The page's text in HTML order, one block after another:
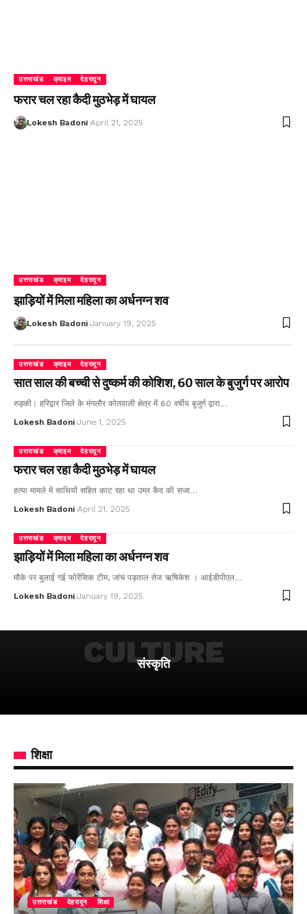
उत्तराखंड क्राइम देहरादून
फरार चल रहा कैदी मुठभेड़ में घायल
Lokesh Badoni April 21, 2025
उत्तराखंड क्राइम देहरादून
झाड़ियों में मिला महिला का अर्धनग्न शव
Lokesh Badoni January 19, 2025
उत्तराखंड क्राइम देहरादून
सात साल की बच्ची से दुष्कर्म की कोशिश, 60 साल के बुजुर्ग पर आरोप
रुड़की। हरिद्वार जिले के मंगलौर कोतवाली क्षेत्र में 60 वर्षीय बुजुर्ग द्वारा…
Lokesh Badoni June 1, 2025
उत्तराखंड क्राइम देहरादून
फरार चल रहा कैदी मुठभेड़ में घायल
हत्या मामले में साथियों सहित काट रहा था उम्र कैद की सजा…
Lokesh Badoni April 21, 2025
उत्तराखंड क्राइम देहरादून
झाड़ियों में मिला महिला का अर्धनग्न शव
मौके पर बुलाई गई फोरेंसिक टीम, जांच पड़ताल तेज ऋषिकेश । आईडीपीएल…
Lokesh Badoni January 19, 2025
संस्कृति
CULTURE
शिक्षा
उत्तराखंड देहरादून शिक्षा